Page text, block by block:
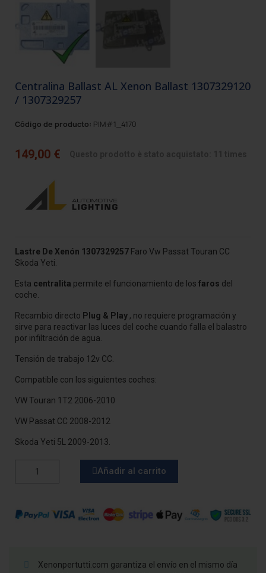
Centralina Ballast AL Xenon Ballast 1307329120
/ 1307329257
Código de producto: PIM#1_4170
149,00 €
Lastre De Xenón 1307329257 Faro Vw Passat Touran CC
Skoda Yeti.
Esta centralita permite el funcionamiento de los faros del
coche.
Recambio directo Plug & Play , no requiere programación y
sirve para reactivar las luces del coche cuando falla el balastro
por infiltración de agua.
Tensión de trabajo 12v CC.
Compatible con los siguientes coches:
VW Touran 1T2 2006-2010
VW Passat CC 2008-2012
Skoda Yeti 5L 2009-2013.
Añadir al carrito
Xenonpertutti.com garantiza el envío en el mismo día